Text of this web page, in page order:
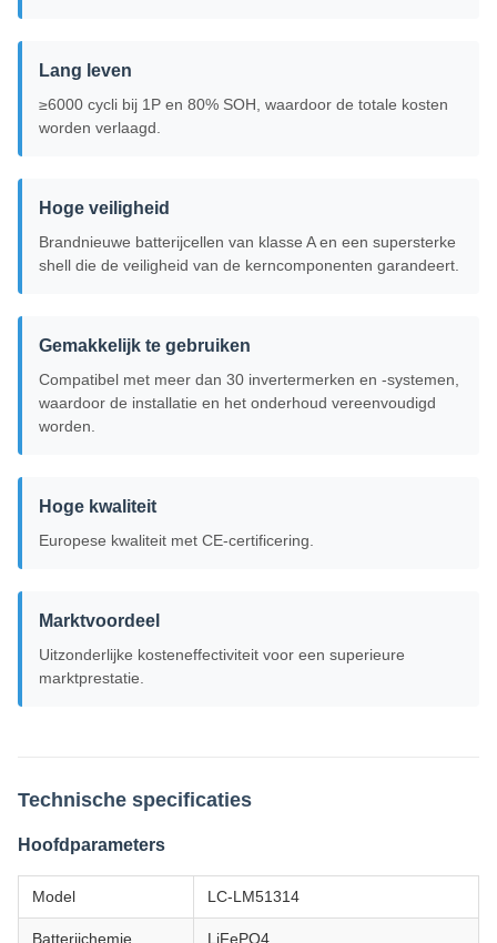
Lang leven
≥6000 cycli bij 1P en 80% SOH, waardoor de totale kosten
worden verlaagd.
Hoge veiligheid
Brandnieuwe batterijcellen van klasse A en een supersterke
shell die de veiligheid van de kerncomponenten garandeert.
Gemakkelijk te gebruiken
Compatibel met meer dan 30 invertermerken en -systemen,
waardoor de installatie en het onderhoud vereenvoudigd
worden.
Hoge kwaliteit
Europese kwaliteit met CE-certificering.
Marktvoordeel
Uitzonderlijke kosteneffectiviteit voor een superieure
marktprestatie.
Technische specificaties
Hoofdparameters
Model LC-LM51314
Batterijchemie LiFePO4